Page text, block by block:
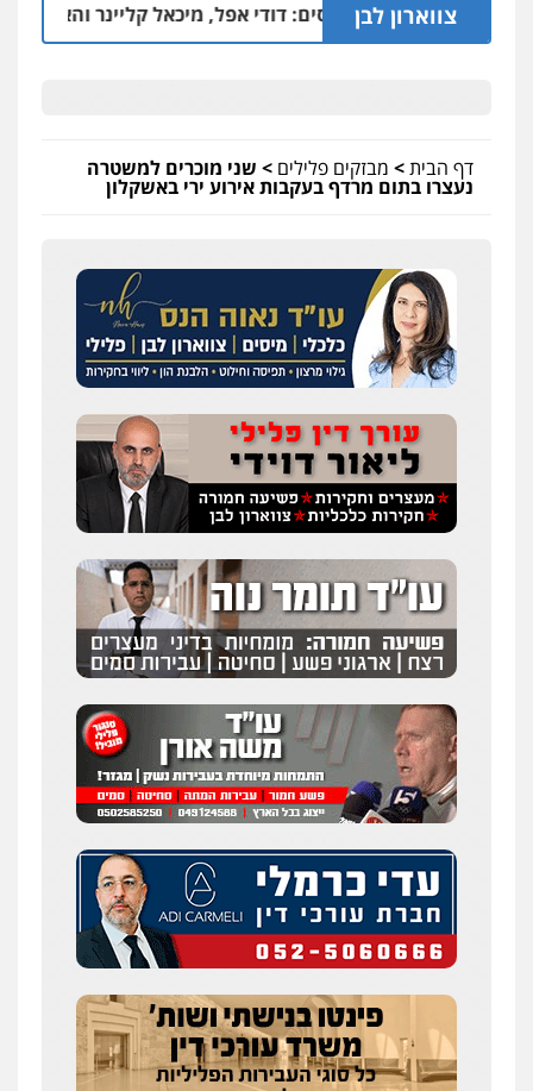
צווארון לבן
הסתרת-הנכסים: דודי אפל, מיכאל קליינר והאחים איציק ויפה
דף הבית> מבזקים פלילים > שני מוכרים למשטרה
נעצרו בתום מרדף בעקבות אירוע ירי באשקלון
עבירות המתה עורכי
דין לענייני אסירים
0507913332
עו"ד איהאב ג'לג'ולי
פלילי מעצרים וחקירות עורכי דין לענייני
אסירים
0505216700
עו"ד שלומי שרון
פלילי צבאי מעצרים וחקירות
0547342002
עו"ד אלון קריטי
0525544654
מנשה, אלמוג – עורכי דין
פלילי עבירות תנועה צווארון לבן תעבורה
0546470989
עו"ד זוהר ארבל
פלילי פשיעה חמורה מעצרים וחקירות
קטינים
0538788878
עו"ד אסף דוק